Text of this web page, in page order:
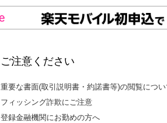
ご注意ください
重要な書面(取引説明書・約諾書等)の閲覧につ
フィッシング詐欺にご注意
登録金融機関にお勤めの方へ